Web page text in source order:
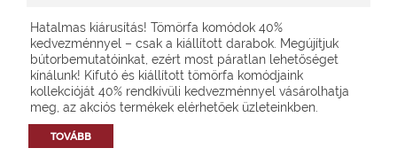
Hatalmas kiárusítás! Tömörfa komódok 40%
kedvezménnyel – csak a kiállított darabok. Megújítjuk
bútorbemutatóinkat, ezért most páratlan lehetőséget
kínálunk! Kifutó és kiállított tömörfa komódjaink
kollekcióját 40% rendkívüli kedvezménnyel vásárolhatja
meg, az akciós termékek elérhetőek üzleteinkben.
TOVÁBB